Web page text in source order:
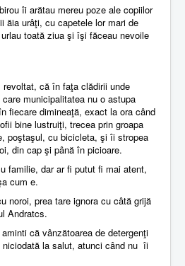
îi arătau mereu poze ale copiilor
ăia urâţi, cu capetele lor mari de
toată ziua şi îşi făceau nevoile
că în faţa clădirii unde
municipalitatea nu o astupa
fiecare dimineaţă, exact la ora când
bine lustruiţi, trecea prin groapa
poştaşul, cu bicicleta, şi îi stropea
din cap şi până în picioare.
familie, dar ar fi putut fi mai atent,
cum e.
noroi, prea tare ignora cu câtă grijă
Andratcs.
că vânzătoarea de detergenţi
la salut, atunci când nu îi